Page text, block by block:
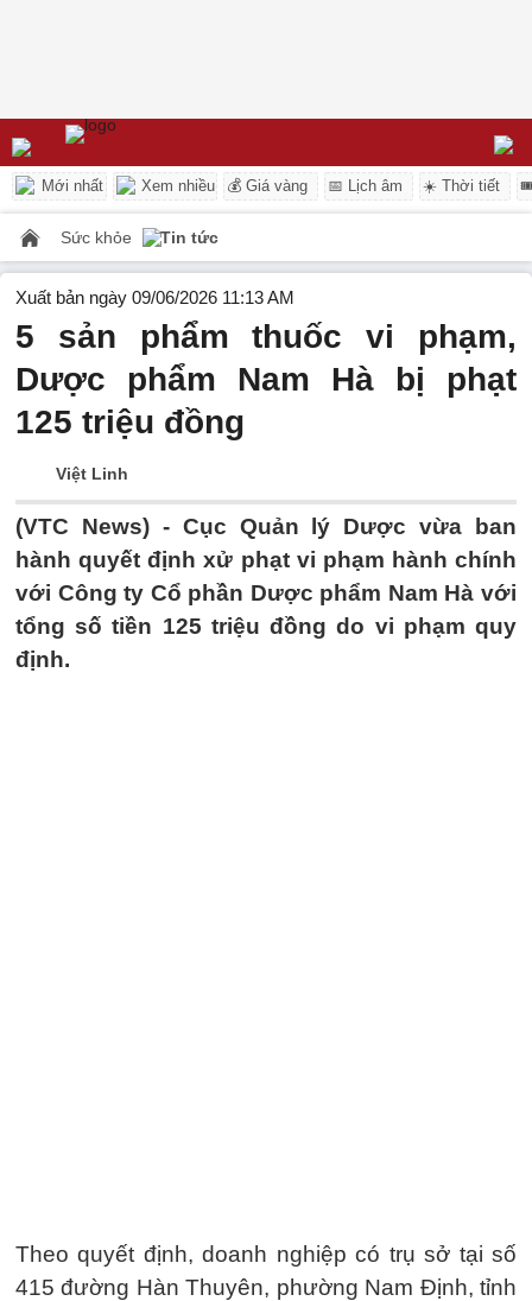
Mới nhất Xem nhiều 💰 Giá vàng 📅 Lịch âm ☀️ Thời tiết
Sức khỏe Tin tức
Xuất bản ngày 09/06/2026 11:13 AM
5 sản phẩm thuốc vi phạm,
Dược phẩm Nam Hà bị phạt
125 triệu đồng
Việt Linh
(VTC News) - Cục Quản lý Dược vừa ban
hành quyết định xử phạt vi phạm hành chính
với Công ty Cổ phần Dược phẩm Nam Hà với
tổng số tiền 125 triệu đồng do vi phạm quy
định.
Theo quyết định, doanh nghiệp có trụ sở tại số
415 đường Hàn Thuyên, phường Nam Định, tỉnh